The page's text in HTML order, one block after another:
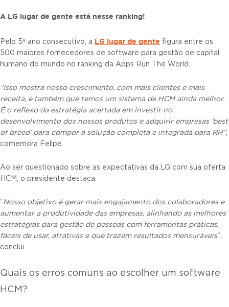
A LG lugar de gente está nesse ranking!
Pelo 5º ano consecutivo, a LG lugar de gente figura entre os
500 maiores fornecedores de software para gestão de capital
humano do mundo no ranking da Apps Run The World.
“Isso mostra nosso crescimento, com mais clientes e mais
receita, e também que temos um sistema de HCM ainda melhor.
É o reflexo da estratégia acertada em investir no
desenvolvimento dos nossos produtos e adquirir empresas ‘best
of breed’ para compor a solução completa e integrada para RH”,
comemora Felipe.
Ao ser questionado sobre as expectativas da LG com sua oferta
HCM, o presidente destaca:
“Nosso objetivo é gerar mais engajamento dos colaboradores e
aumentar a produtividade das empresas, alinhando as melhores
estratégias para gestão de pessoas com ferramentas práticas,
fáceis de usar, atrativas e que trazem resultados mensuráveis”,
conclui.
Quais os erros comuns ao escolher um software
HCM?